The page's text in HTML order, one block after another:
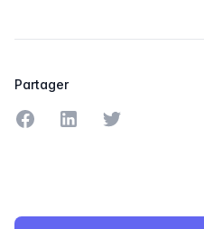
Partager
Partager sur Facebook
Partager sur LinkedIn
Partager sur